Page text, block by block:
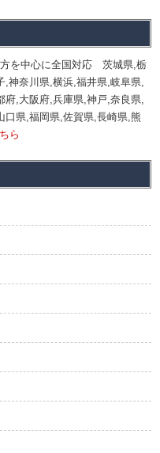
を中心に全国対応 茨城県,栃
,神奈川県,横浜,福井県,岐阜県,
府,大阪府,兵庫県,神戸,奈良県,
口県,福岡県,佐賀県,長崎県,熊
ら